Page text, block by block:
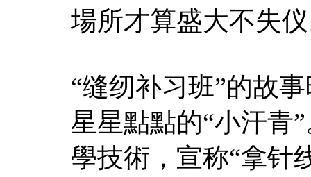
場所才算盛大不失
“缝纫补习班”的故
星星點點的“小汗青
學技術，宣称“拿针